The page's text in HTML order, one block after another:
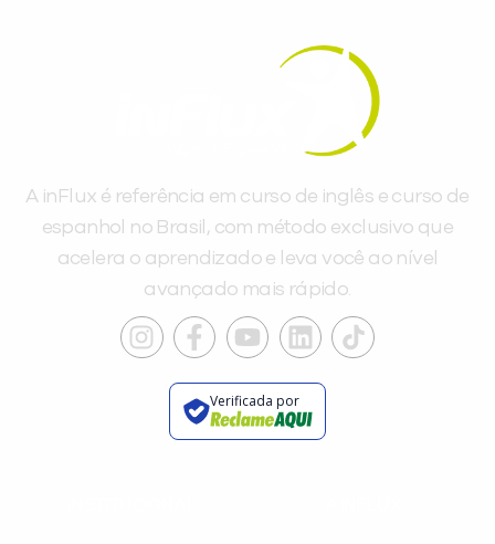
A inFlux é referência em curso de inglês e curso de
espanhol no Brasil, com método exclusivo que
acelera o aprendizado e leva você ao nível
avançado mais rápido.
Verificada por